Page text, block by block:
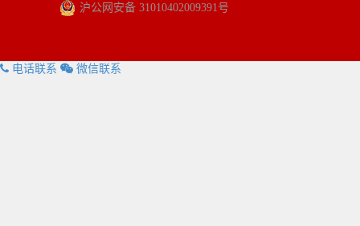
沪公网安备 31010402009391号
电话联系 微信联系